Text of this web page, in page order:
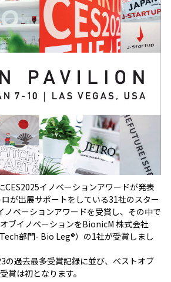
CES2025イノベーションアワードが発表
が出展サポートをしている31社のスター
ノベーションアワードを受賞し、その中で
ブイノベーションをBionicM 株式会社
部門- Bio Leg®）の1社が受賞しまし
の過去最多受賞記録に並び、ベストオブ
賞は初となります。